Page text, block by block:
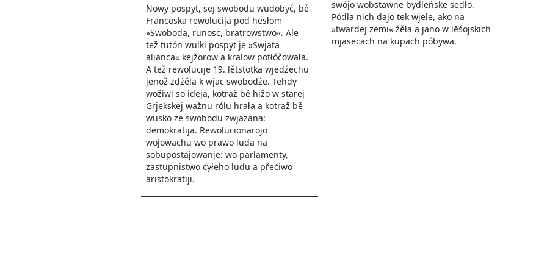
Nowy pospyt, sej swobodu wudobyć, bě
Francoska rewolucija pod hesłom
»Swoboda, runosć, bratrowstwo«. Ale
tež tutón wulki pospyt je »Swjata
alianca« kejžorow a kralow po­tłóčowała.
A tež rewolucije 19. lětstotka wjedźechu
jenož zdźěla k wjac swobodźe. Tehdy
wožiwi so ideja, kotraž bě hižo w starej
Grjekskej wažnu rólu hrała a kotraž bě
wusko ze swobodu zwjazana:
demokratija. Rewolucionarojo
wojowachu wo prawo luda na
sobupostajowanje: wo parlamenty,
zastupnistwo cyłeho­ ludu a přećiwo
aristokratiji.
swójo wobstawne bydleńske sedło.
Pódla nich dajo tek wjele, ako na
»twardej zemi« źěła a jano w lěśojskich
mjasecach na kupach póbywa.